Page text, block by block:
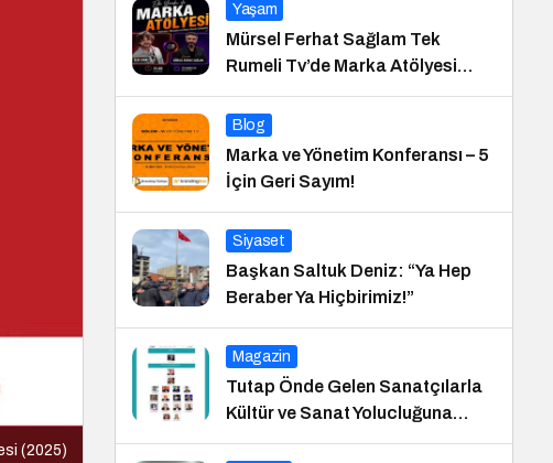
(2025)
Yaşam
Mürsel Ferhat Sağlam Tek
Rumeli Tv’de Marka Atölyesi
Programına Konuk Oldu
Blog
Marka ve Yönetim Konferansı – 5
İçin Geri Sayım!
Siyaset
Başkan Saltuk Deniz: “Ya Hep
Beraber Ya Hiçbirimiz!”
Magazin
Tutap Önde Gelen Sanatçılarla
Kültür ve Sanat Yolucluğuna
Devam Ediyor